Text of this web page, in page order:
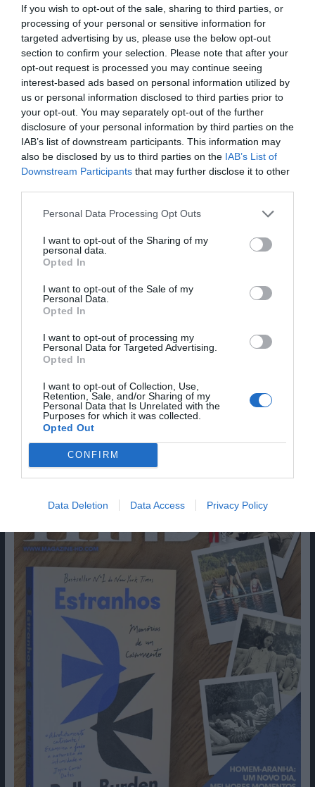
If you wish to opt-out of the sale, sharing to third parties, or
processing of your personal or sensitive information for
targeted advertising by us, please use the below opt-out
section to confirm your selection. Please note that after your
opt-out request is processed you may continue seeing
interest-based ads based on personal information utilized by
us or personal information disclosed to third parties prior to
your opt-out. You may separately opt-out of the further
disclosure of your personal information by third parties on the
IAB’s list of downstream participants. This information may
also be disclosed by us to third parties on the IAB’s List of
Downstream Participants that may further disclose it to other
Personal Data Processing Opt Outs
I want to opt-out of the Sharing of my
personal data.
Opted In
I want to opt-out of the Sale of my
Personal Data.
Opted In
I want to opt-out of processing my
Personal Data for Targeted Advertising.
Opted In
I want to opt-out of Collection, Use,
Retention, Sale, and/or Sharing of my
Personal Data that Is Unrelated with the
Purposes for which it was collected.
Opted Out
CONFIRM
Data Deletion Data Access Privacy Policy
0
Deixe um comentário
O seu endereço de email não será publicado.Campos
obrigatórios marcados com*
Comentário*
Nome
Guardar o meu nome, email e site neste navegador
para a próxima vez que eu comentar.
Sim, adicione-me à mailing list da Newsletter MHD